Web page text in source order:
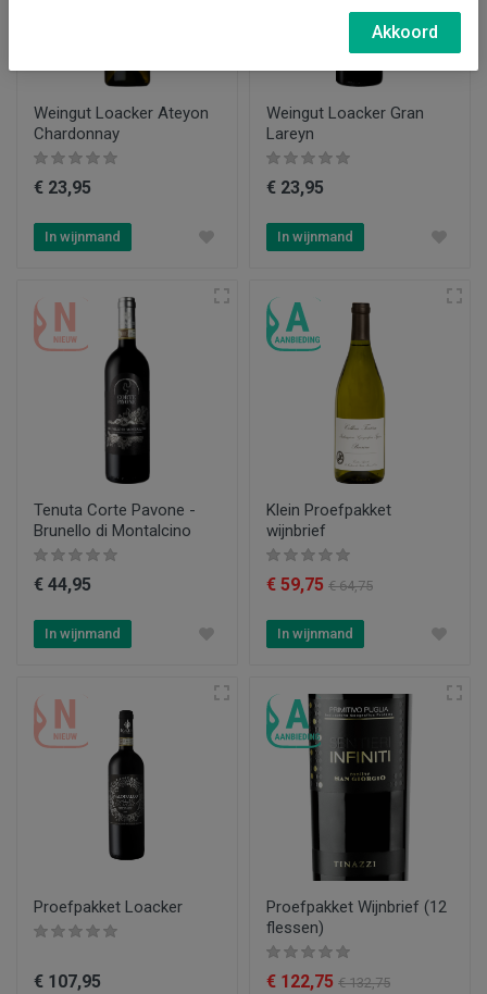
Weingut Loacker Ateyon
Chardonnay
€ 23,95
In wijnmand
Weingut Loacker Gran
Lareyn
€ 23,95
In wijnmand
Tenuta Corte Pavone -
Brunello di Montalcino
€ 44,95
In wijnmand
Klein Proefpakket
wijnbrief
€ 59,75 € 64,75
In wijnmand
Proefpakket Loacker
€ 107,95
Proefpakket Wijnbrief (12
flessen)
€ 122,75 € 132,75
Akkoord